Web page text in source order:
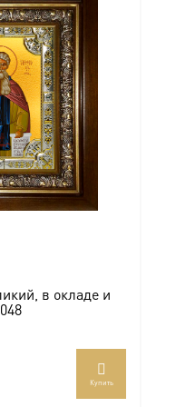
выбрать
на
странице
товара.
в окладе и
Купить